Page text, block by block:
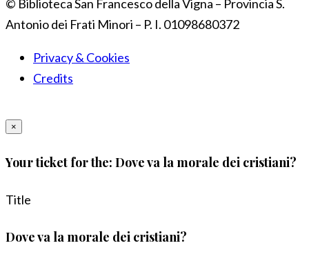
© Biblioteca San Francesco della Vigna – Provincia S.
Antonio dei Frati Minori – P. I. 01098680372
Privacy & Cookies
Credits
×
Your ticket for the: Dove va la morale dei cristiani?
Title
Dove va la morale dei cristiani?